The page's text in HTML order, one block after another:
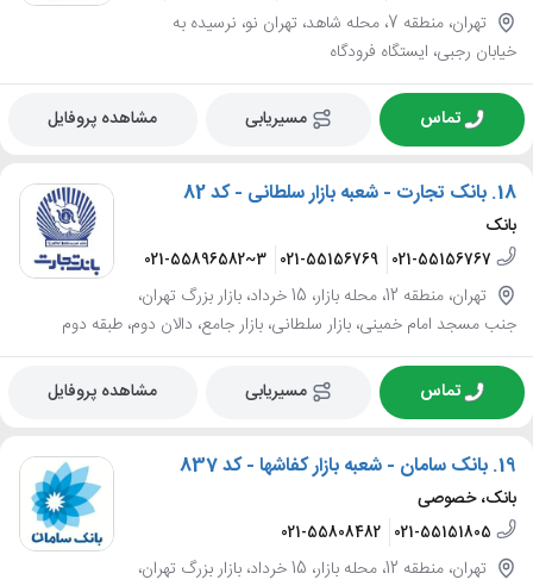
تهران، منطقه 7، محله شاهد، تهران نو، نرسیده به
خیابان رجبی، ایستگاه فرودگاه
تماس مسیریابی مشاهده پروفایل
18. بانک تجارت - شعبه بازار سلطانی - کد 82
بانک
021-55156767
021-55156769
021-55896582~3
تهران، منطقه 12، محله بازار، 15 خرداد، بازار بزرگ تهران،
جنب مسجد امام خمینی، بازار سلطانی، بازار جامع، دالان دوم، طبقه دوم
تماس مسیریابی مشاهده پروفایل
19. بانک سامان - شعبه بازار کفاشها - کد 837
بانک، خصوصی
021-55151805
021-55808482
تهران، منطقه 12، محله بازار، 15 خرداد، بازار بزرگ تهران،